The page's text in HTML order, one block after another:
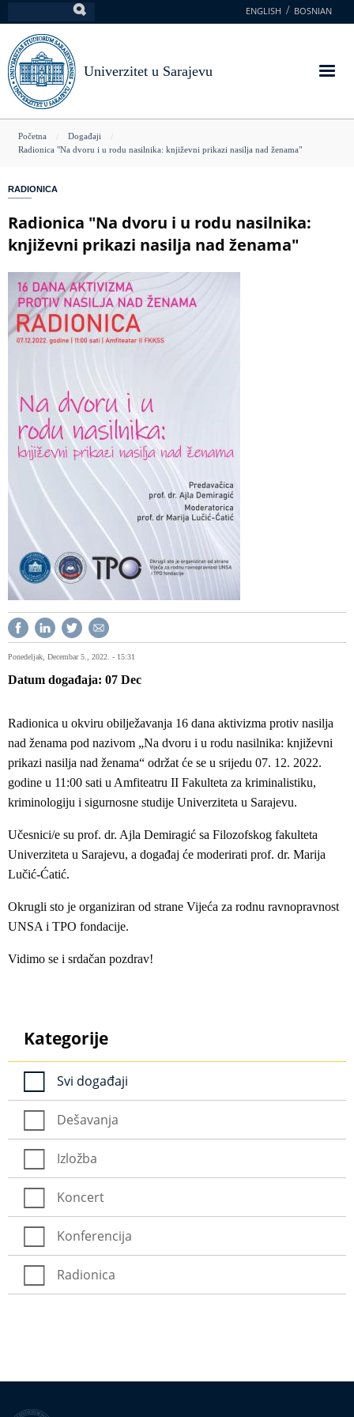
na
glavni
sadržaj
ENGLISH BOSNIAN
Univerzitet u Sarajevu
You
here
Početna
Događaji
Radionica "Na dvoru i u rodu nasilnika: književni prikazi nasilja nad ženama"
RADIONICA
Radionica "Na dvoru i u rodu nasilnika:
književni prikazi nasilja nad ženama"
Ponedeljak, Decembar 5., 2022. - 15:31
Datum događaja 07 Dec
Radionica u okviru obilježavanja 16 dana aktivizma protiv nasilja
nad ženama pod nazivom „Na dvoru i u rodu nasilnika: književni
prikazi nasilja nad ženama“ održat će se u srijedu 07. 12. 2022.
godine u 11:00 sati u Amfiteatru II Fakulteta za kriminalistiku,
kriminologiju i sigurnosne studije Univerziteta u Sarajevu.
Učesnici/e su prof. dr. Ajla Demiragić sa Filozofskog fakulteta
Univerziteta u Sarajevu, a događaj će moderirati prof. dr. Marija
Lučić-Ćatić.
Okrugli sto je organiziran od strane Vijeća za rodnu ravnopravnost
UNSA i TPO fondacije.
Vidimo se i srdačan pozdrav!
Kategorije
Svi događaji
Dešavanja
Izložba
Koncert
Konferencija
Radionica